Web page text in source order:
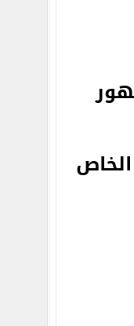
الخاص